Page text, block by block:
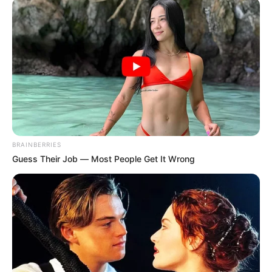
La ciudadana indicó que de a poco se va recuperando, un
tanto mareada por la cantidad de sangre que perdió y que
la hizo entrar en shock al ver tanto liquido hemático y
solo espera que no dejen salir al ladrón, porque es un
verdadero peligro para la sociedad.
COMPARTIR
ALERTA BOGOTÁ EN GOOGLE NEWS
TEMAS RELACIONADOS
ROBO EN TRANSMILENIO BOGOTÁ
BRAINBERRIES
Guess Their Job — Most People Get It Wrong